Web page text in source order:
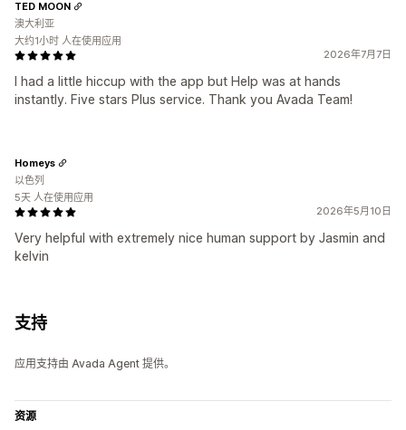
2026年7月7日
I had a little hiccup with the app but Help was at hands
instantly. Five stars Plus service. Thank you Avada Team!
TED MOON
澳大利亚
大约1小时 人在使用应用
2026年5月10日
Very helpful with extremely nice human support by Jasmin and
kelvin
Homeys
以色列
5天 人在使用应用
支持
应用支持由 Avada Agent 提供。
资源